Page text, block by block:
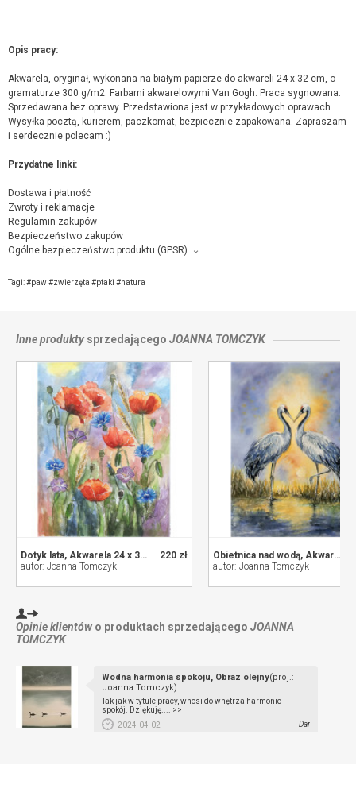
Opis pracy:
Akwarela, oryginał, wykonana na białym papierze do akwareli 24 x 32 cm, o
gramaturze 300 g/m2. Farbami akwarelowymi Van Gogh. Praca sygnowana.
Sprzedawana bez oprawy. Przedstawiona jest w przykładowych oprawach.
Wysyłka pocztą, kurierem, paczkomat, bezpiecznie zapakowana. Zapraszam
i serdecznie polecam :)
Przydatne linki:
Dostawa i płatność
Zwroty i reklamacje
Regulamin zakupów
Bezpieczeństwo zakupów
Ogólne bezpieczeństwo produktu (GPSR)
Joanna Tomczyk, Ul. Michała Drzymały 9 , 22-400 Zamość,
sprzedającym
Tagi:#paw #zwierzęta #ptaki #natura
Inne produktysprzedającego JOANNA TOMCZYK
220 zł
Dotyk lata, Akwarela 24 x 32 cm
autor: Joanna Tomczyk
Obietnica nad wodą, Akwarela 24 x 32 cm
autor: Joanna Tomczyk
Opinie klientów o produktach sprzedającego JOANNA
TOMCZYK
Wodna harmonia spokoju, Obraz olejny(proj.:
Joanna Tomczyk)
Tak jak w tytule pracy, wnosi do wnętrza harmonie i
spokój. Dziękuję.... >>
2024-04-02
Dar